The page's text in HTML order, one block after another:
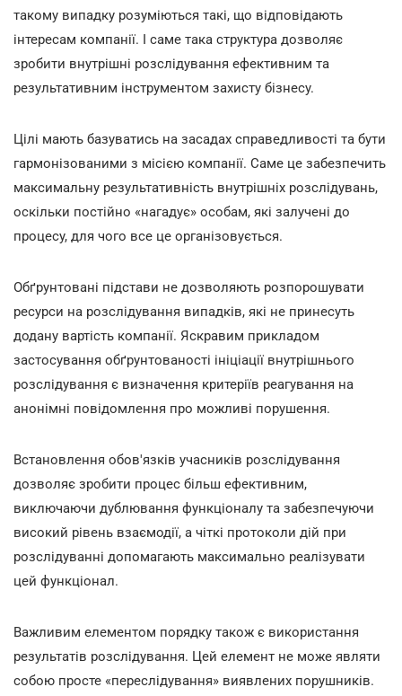
такому випадку розуміються такі, що відповідають
інтересам компанії. І саме така структура дозволяє
зробити внутрішні розслідування ефективним та
результативним інструментом захисту бізнесу.
Цілі мають базуватись на засадах справедливості та бути
гармонізованими з місією компанії. Саме це забезпечить
максимальну результативність внутрішніх розслідувань,
оскільки постійно «нагадує» особам, які залучені до
процесу, для чого все це організовується.
Обґрунтовані підстави не дозволяють розпорошувати
ресурси на розслідування випадків, які не принесуть
додану вартість компанії. Яскравим прикладом
застосування обґрунтованості ініціації внутрішнього
розслідування є визначення критеріїв реагування на
анонімні повідомлення про можливі порушення.
Встановлення обов'язків учасників розслідування
дозволяє зробити процес більш ефективним,
виключаючи дублювання функціоналу та забезпечуючи
високий рівень взаємодії, а чіткі протоколи дій при
розслідуванні допомагають максимально реалізувати
цей функціонал.
Важливим елементом порядку також є використання
результатів розслідування. Цей елемент не може являти
собою просте «переслідування» виявлених порушників.